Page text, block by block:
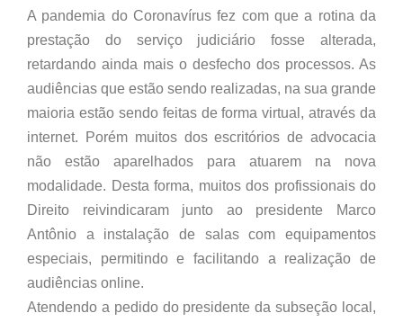
A pandemia do Coronavírus fez com que a rotina da
prestação do serviço judiciário fosse alterada,
retardando ainda mais o desfecho dos processos. As
audiências que estão sendo realizadas, na sua grande
maioria estão sendo feitas de forma virtual, através da
internet. Porém muitos dos escritórios de advocacia
não estão aparelhados para atuarem na nova
modalidade. Desta forma, muitos dos profissionais do
Direito reivindicaram junto ao presidente Marco
Antônio a instalação de salas com equipamentos
especiais, permitindo e facilitando a realização de
audiências online.
Atendendo a pedido do presidente da subseção local,